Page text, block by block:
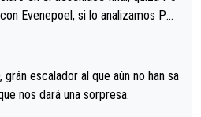
Evenepoel, si lo analizamos Poj
con Evenepoel dándose la
más allá de los típicos toqu
a Vingegard. Ahí hubo una in
grán escalador al que aún no han sa
me dice , que nos dará una sorpresa.